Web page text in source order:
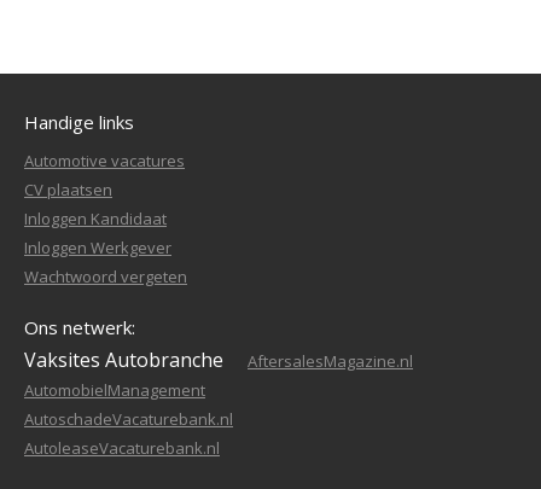
Handige links
Automotive vacatures
CV plaatsen
Inloggen Kandidaat
Inloggen Werkgever
Wachtwoord vergeten
Ons netwerk:
Vaksites Autobranche
AftersalesMagazine.nl
AutomobielManagement
AutoschadeVacaturebank.nl
AutoleaseVacaturebank.nl